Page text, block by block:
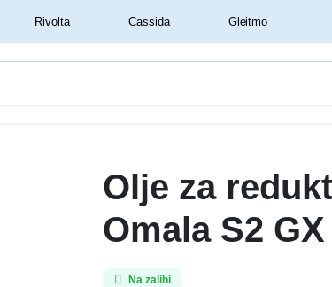
‏‏‎ ‎Rivolta‏‏‎ ‎ ‏‏‎ ‎Cassida‏‏‎ ‎
Olje za
Omala S2
Na zalihi